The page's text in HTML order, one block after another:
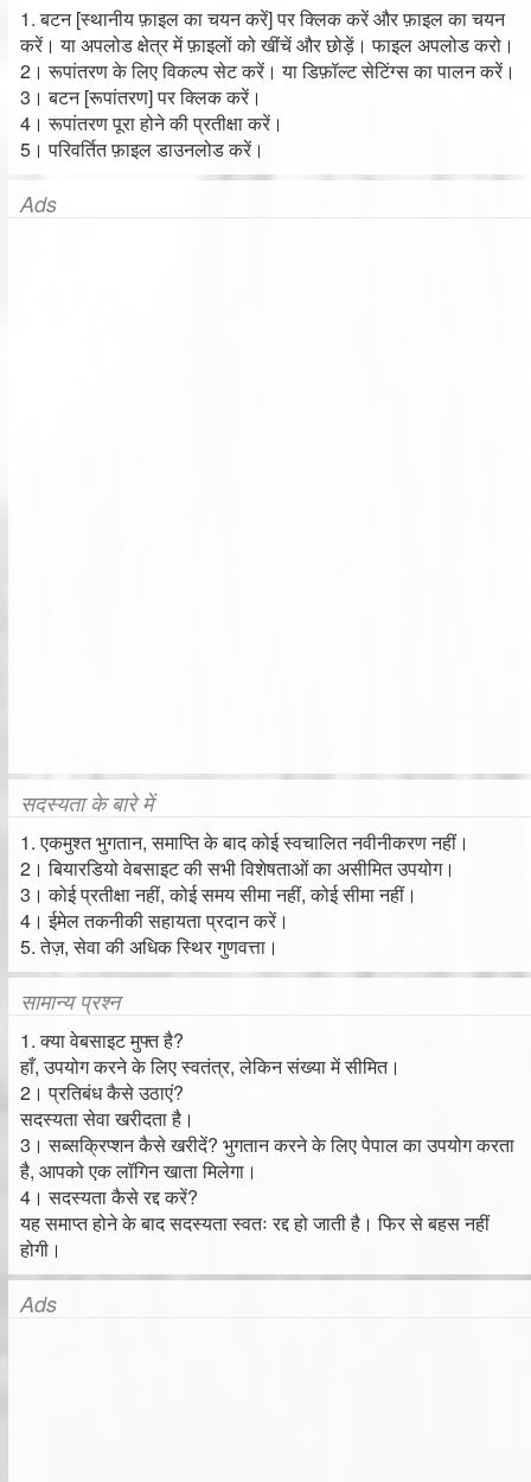
1. बटन [स्थानीय फ़ाइल का चयन करें] पर क्लिक करें और फ़ाइल का चयन
करें। या अपलोड क्षेत्र में फ़ाइलों को खींचें और छोड़ें। फाइल अपलोड करो।
2। रूपांतरण के लिए विकल्प सेट करें। या डिफ़ॉल्ट सेटिंग्स का पालन करें।
3। बटन [रूपांतरण] पर क्लिक करें।
4। रूपांतरण पूरा होने की प्रतीक्षा करें।
5। परिवर्तित फ़ाइल डाउनलोड करें।
Ads
सदस्यता के बारे में
1. एकमुश्त भुगतान, समाप्ति के बाद कोई स्वचालित नवीनीकरण नहीं।
2। बियारडियो वेबसाइट की सभी विशेषताओं का असीमित उपयोग।
3। कोई प्रतीक्षा नहीं, कोई समय सीमा नहीं, कोई सीमा नहीं।
4। ईमेल तकनीकी सहायता प्रदान करें।
5. तेज़, सेवा की अधिक स्थिर गुणवत्ता।
सामान्य प्रश्न
1. क्या वेबसाइट मुफ्त है?
हाँ, उपयोग करने के लिए स्वतंत्र, लेकिन संख्या में सीमित।
2। प्रतिबंध कैसे उठाएं?
सदस्यता सेवा खरीदता है।
3। सब्सक्रिप्शन कैसे खरीदें? भुगतान करने के लिए पेपाल का उपयोग करता
है, आपको एक लॉगिन खाता मिलेगा।
4। सदस्यता कैसे रद्द करें?
यह समाप्त होने के बाद सदस्यता स्वतः रद्द हो जाती है। फिर से बहस नहीं
होगी।
Ads